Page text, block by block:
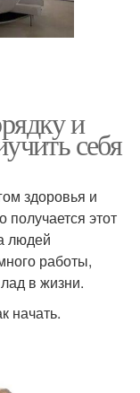
и
себя
здоровья и
этот
людей
работы,
в жизни.
начать.